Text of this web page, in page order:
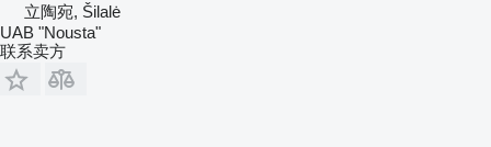
立陶宛, Šilalė
UAB "Nousta"
联系卖方